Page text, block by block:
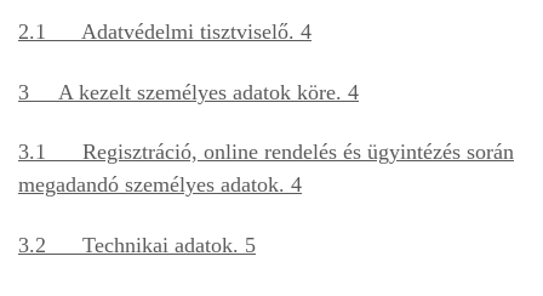
2.1 Adatvédelmi tisztviselő. 4
3 A kezelt személyes adatok köre. 4
3.1 Regisztráció, online rendelés és ügyintézés során
megadandó személyes adatok. 4
3.2 Technikai adatok. 5